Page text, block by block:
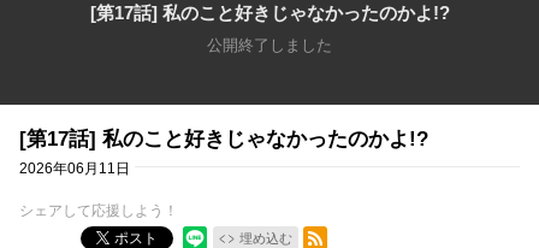
[第17話] 私のこと好きじゃなかったのかよ!?
公開終了しました
[第17話] 私のこと好きじゃなかったのかよ!?
2026年06月11日
シェアして応援しよう！
ポスト
埋め込む
RSSフィード